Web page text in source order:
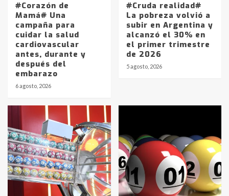
#Corazón de
Mamá# Una
campaña para
cuidar la salud
cardiovascular
antes, durante y
después del
embarazo
6 agosto, 2026
#Cruda realidad#
La pobreza volvió a
subir en Argentina y
alcanzó el 30% en
el primer trimestre
de 2026
5 agosto, 2026